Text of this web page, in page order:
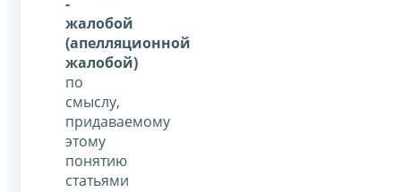
жалобой
(апелляционной
жалобой)
по
смыслу,
придаваемому
этому
понятию
статьями